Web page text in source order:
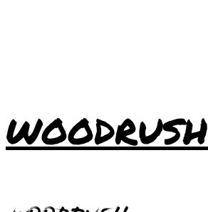
WOODRUSH